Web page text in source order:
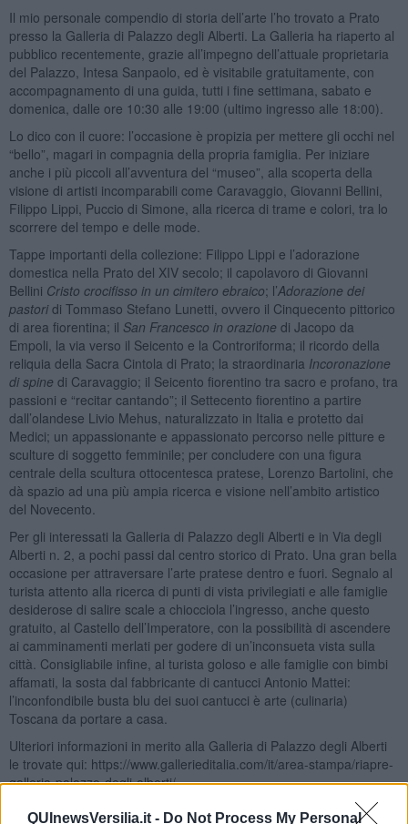
QUInewsVersilia.it - Do Not Process My Personal
Il mio personale compendio di storia dell’arte l’ho trovato a Prato
presso la Galleria di Palazzo degli Alberti. La Galleria ha riaperto al
pubblico recentemente, grazie all’impegno dell’attuale proprietaria
del Palazzo, Intesa Sanpaolo, ed è visitabile gratuitamente, con
accompagnamento di una guida, tutti i fine settimana, sabato e
domenica, dalle ore 10:30 alle 19:00 (ultimo ingresso alle 18:00).
Lo dico con il cuore: l’occasione è propizia per mettere gli occhi nel
“bello”, magari in compagnia della propria famiglia. Per iniziare
anche i più piccoli all’avventura del “museo”, alla scoperta della
visione di artisti incomparabili come Caravaggio, Giovanni Bellini,
Filippo Lippi, Puccio di Simone, alla ricerca di trame e colori, tra lo
scorrere del tempo e delle mode.
Tappe importanti della collezione: Filippo Lippi e l’adorazione
domestica nella Prato del XIV secolo; il capolavoro di Giovanni
Bellini Cristo crocifisso in un cimitero ebraico; l’Adorazione dei
pastoridi Tommaso Stefano Lunetti, ovvero il Cinquecento pittorico
di area fiorentina; il San Francesco in orazione di Jacopo da
Empoli, la via verso il Seicento e la Controriforma; il ricordo della
reliquia della Sacra Cintola di Prato; la straordinaria Incoronazione
di spine di Caravaggio; il Seicento fiorentino tra sacro e profano, tra
passioni e “recitar cantando”; il Settecento fiorentino a partire
dall’olandese Livio Mehus, naturalizzato in Italia e protetto dai
Medici; un appassionante e appassionato percorso nelle pitture e
sculture di soggetto femminile; per concludere con una figura
centrale della scultura ottocentesca pratese, Lorenzo Bartolini, che
dà spazio ad una più ampia ricerca e visione nell’ambito artistico
del Novecento.
Per gli interessati la Galleria di Palazzo degli Alberti e in Via degli
Alberti n. 2, a pochi passi dal centro storico di Prato. Una gran bella
occasione per attraversare l’arte pratese dentro e fuori. Segnalo al
turista attento alla ricerca di punti di vista privilegiati e alle famiglie
desiderose di salire scale a chiocciola l’ingresso, anche questo
gratuito, al Castello dell’Imperatore, con la possibilità di ascendere
ai camminamenti merlati per godere di un’inconsueta vista sulla
città. Consigliabile infine, al turista goloso e alle famiglie con bimbi
affamati, la sosta dal fabbricante di cantucci Antonio Mattei:
l’inconfondibile busta blu dei suoi cantucci è arte (culinaria)
Toscana da portare a casa.
Ulteriori informazioni in merito alla Galleria di Palazzo degli Alberti
le trovate qui: https://www.gallerieditalia.com/it/area-stampa/riapre-
galleria-palazzo-degli-alberti/.
Gianni Micheli